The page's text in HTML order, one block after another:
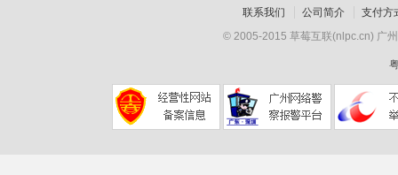
© 2005-2015 草莓互联(nlpc.cn) 广
联系我们 公司简介 支付方